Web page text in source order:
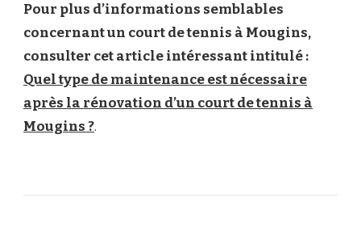
Pour plus d’informations semblables
concernant un court de tennis à Mougins,
consulter cet article intéressant intitulé :
Quel type de maintenance est nécessaire
après la rénovation d’un court de tennis à
Mougins ?.